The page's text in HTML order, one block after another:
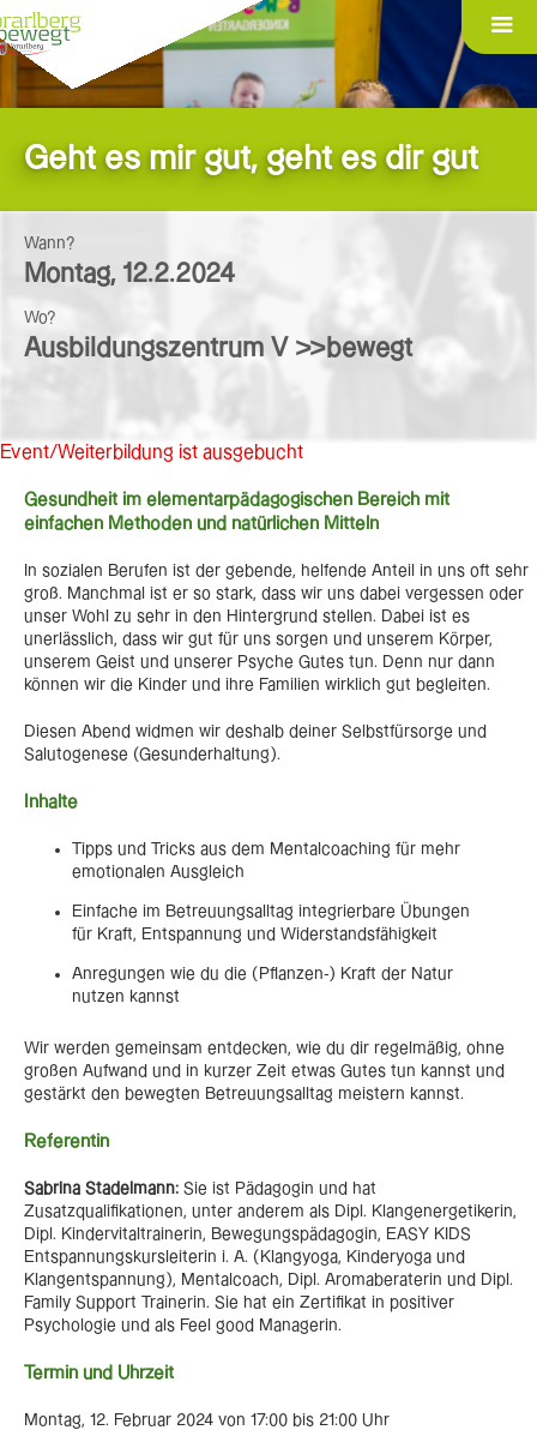
Geht es mir gut, geht es dir gut
Wann?
Montag, 12.2.2024
Wo?
Ausbildungszentrum V >>bewegt
Event/Weiterbildung ist ausgebucht
Gesundheit im elementarpädagogischen Bereich mit
einfachen Methoden und natürlichen Mitteln
In sozialen Berufen ist der gebende, helfende Anteil in uns oft sehr
groß. Manchmal ist er so stark, dass wir uns dabei vergessen oder
unser Wohl zu sehr in den Hintergrund stellen. Dabei ist es
unerlässlich, dass wir gut für uns sorgen und unserem Körper,
unserem Geist und unserer Psyche Gutes tun. Denn nur dann
können wir die Kinder und ihre Familien wirklich gut begleiten.
Diesen Abend widmen wir deshalb deiner Selbstfürsorge und
Salutogenese (Gesunderhaltung).
Inhalte
Tipps und Tricks aus dem Mentalcoaching für mehr
emotionalen Ausgleich
Einfache im Betreuungsalltag integrierbare Übungen
für Kraft, Entspannung und Widerstandsfähigkeit
Anregungen wie du die (Pflanzen-) Kraft der Natur
nutzen kannst
Wir werden gemeinsam entdecken, wie du dir regelmäßig, ohne
großen Aufwand und in kurzer Zeit etwas Gutes tun kannst und
gestärkt den bewegten Betreuungsalltag meistern kannst.
Referentin
Sabrina Stadelmann: Sie ist Pädagogin und hat
Zusatzqualifikationen, unter anderem als Dipl. Klangenergetikerin,
Dipl. Kindervitaltrainerin, Bewegungspädagogin, EASY KIDS
Entspannungskursleiterin i. A. (Klangyoga, Kinderyoga und
Klangentspannung), Mentalcoach, Dipl. Aromaberaterin und Dipl.
Family Support Trainerin. Sie hat ein Zertifikat in positiver
Psychologie und als Feel good Managerin.
Termin und Uhrzeit
Montag, 12. Februar 2024 von 17:00 bis 21:00 Uhr